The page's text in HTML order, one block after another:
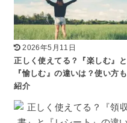
2026年5月11日
正しく使えてる？『楽しむ』と
『愉しむ』の違いは？使い方も
紹介